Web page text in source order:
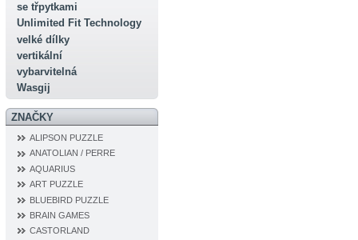
se třpytkami
Unlimited Fit Technology
velké dílky
vertikální
vybarvitelná
Wasgij
ZNAČKY
ALIPSON PUZZLE
ANATOLIAN / PERRE
AQUARIUS
ART PUZZLE
BLUEBIRD PUZZLE
BRAIN GAMES
CASTORLAND